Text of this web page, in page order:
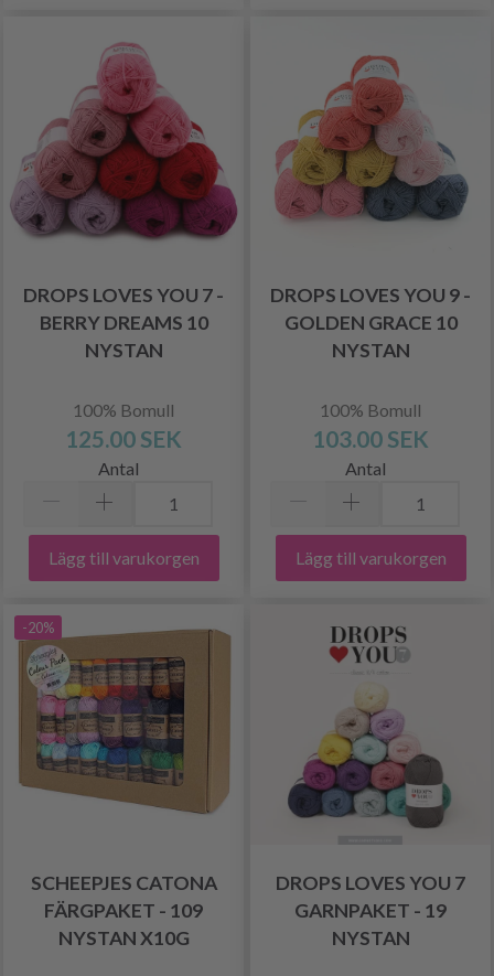
DROPS LOVES YOU 7 -
BERRY DREAMS 10
NYSTAN
100% Bomull
125.00 SEK
Antal
Lägg till varukorgen
DROPS LOVES YOU 9 -
GOLDEN GRACE 10
NYSTAN
100% Bomull
103.00 SEK
Antal
Lägg till varukorgen
-20%
SCHEEPJES CATONA
FÄRGPAKET - 109
NYSTAN X10G
DROPS LOVES YOU 7
GARNPAKET - 19
NYSTAN